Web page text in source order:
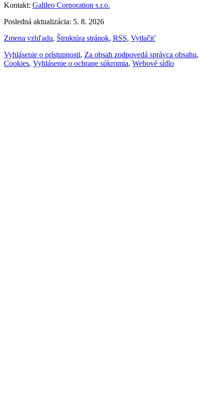
Kontakt: Galileo Corporation s.r.o.
Posledná aktualizácia: 5. 8. 2026
Zmena vzhľadu, Štruktúra stránok, RSS, Vytlačiť
Vyhlásenie o prístupnosti, Za obsah zodpovedá správca obsahu,
Cookies, Vyhlásenie o ochrane súkromia, Webové sídlo